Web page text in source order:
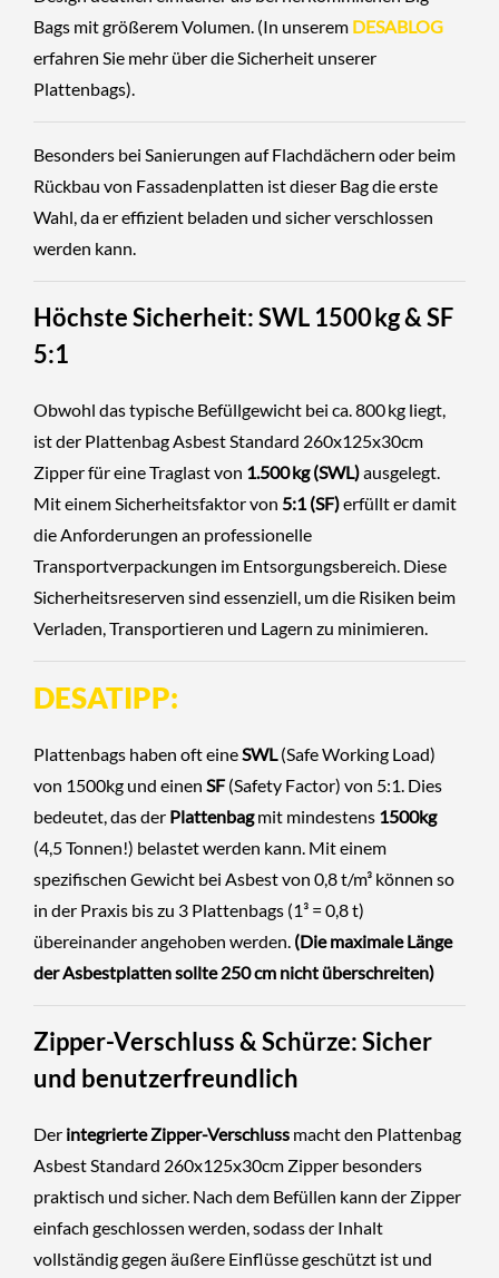
Bags mit größerem Volumen. (In unserem DESABLOG
erfahren Sie mehr über die Sicherheit unserer
Plattenbags).
Besonders bei Sanierungen auf Flachdächern oder beim
Rückbau von Fassadenplatten ist dieser Bag die erste
Wahl, da er effizient beladen und sicher verschlossen
werden kann.
Höchste Sicherheit: SWL 1500 kg & SF
5:1
Obwohl das typische Befüllgewicht bei ca. 800 kg liegt,
ist der Plattenbag Asbest Standard 260x125x30cm
Zipper für eine Traglast von 1.500 kg (SWL)ausgelegt.
Mit einem Sicherheitsfaktor von 5:1 (SF)erfüllt er damit
die Anforderungen an professionelle
Transportverpackungen im Entsorgungsbereich. Diese
Sicherheitsreserven sind essenziell, um die Risiken beim
Verladen, Transportieren und Lagern zu minimieren.
DESATIPP:
Plattenbags haben oft eineSWL(Safe Working Load)
von 1500kg und einen SF(Safety Factor) von 5:1. Dies
bedeutet, das der Plattenbagmit mindestens 1500kg
(4,5 Tonnen!) belastet werden kann. Mit einem
spezifischen Gewicht bei Asbest von 0,8 t/m³ können so
in der Praxis bis zu 3 Plattenbags (1³ = 0,8 t)
übereinander angehoben werden. (Die maximale Länge
der Asbestplatten sollte 250 cm nicht überschreiten)
Zipper-Verschluss & Schürze: Sicher
und benutzerfreundlich
Der integrierte Zipper-Verschluss macht den Plattenbag
Asbest Standard 260x125x30cm Zipper besonders
praktisch und sicher. Nach dem Befüllen kann der Zipper
einfach geschlossen werden, sodass der Inhalt
vollständig gegen äußere Einflüsse geschützt ist und